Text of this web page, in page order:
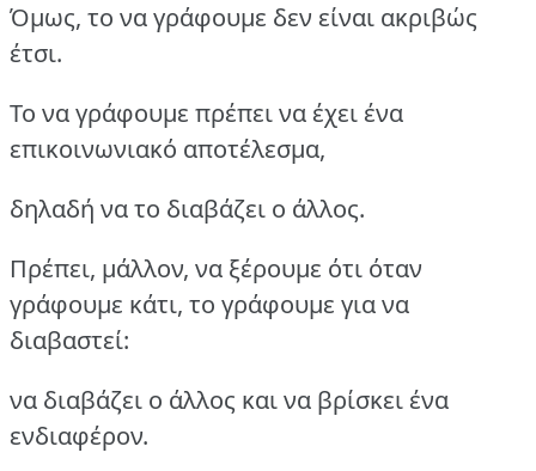
Όμως, το να γράφουμε δεν είναι ακριβώς
έτσι.
Το να γράφουμε πρέπει να έχει ένα
επικοινωνιακό αποτέλεσμα,
δηλαδή να το διαβάζει ο άλλος.
Πρέπει, μάλλον, να ξέρουμε ότι όταν
γράφουμε κάτι, το γράφουμε για να
διαβαστεί:
να διαβάζει ο άλλος και να βρίσκει ένα
ενδιαφέρον.